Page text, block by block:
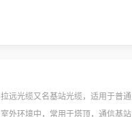
拉远光缆又名基站光缆，适用于普通
室外环境中，常用于塔顶，通信基站